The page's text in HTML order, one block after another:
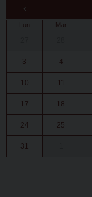
‹
Lun Mar
3 4
10 11
17 18
24 25
31